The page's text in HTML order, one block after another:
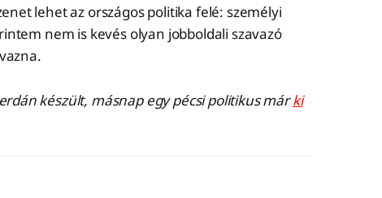
lehet az országos politika felé: személyi
nem is kevés olyan jobboldali szavazó
készült, másnap egy pécsi politikus márki